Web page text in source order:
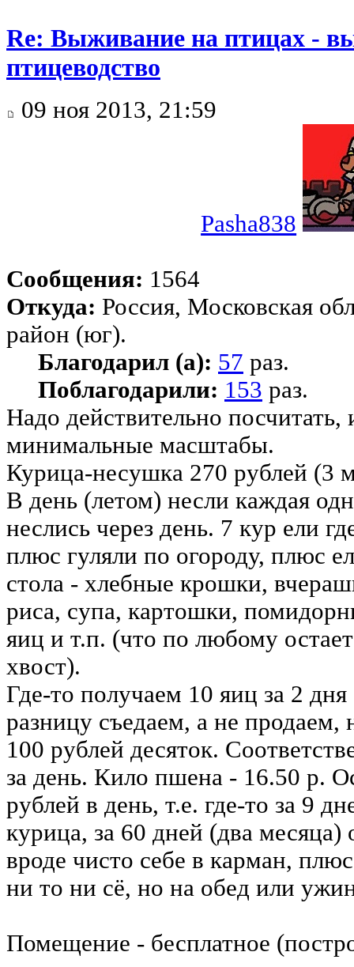
Re: Выживание на птицах -
птицеводство
09 ноя 2013, 21:59
Pasha838
Сообщения: 1564
Откуда: Россия, Московская
район (юг).
Благодарил (а): 57 раз.
Поблагодарили: 153 раз.
Надо действительно посчитать,
минимальные масштабы.
Курица-несушка 270 рублей (3
В день (летом) несли каждая
неслись через день. 7 кур ели
плюс гуляли по огороду, плюс
стола - хлебные крошки,
риса, супа, картошки,
яиц и т.п. (что по любому
хвост).
Где-то получаем 10 яиц за 2
разницу съедаем, а не продаем,
100 рублей десяток.
за день. Кило пшена - 16.50 р.
рублей в день, т.е. где-то за 9
курица, за 60 дней (два
вроде чисто себе в карман,
ни то ни сё, но на обед или
Помещение - бесплатное